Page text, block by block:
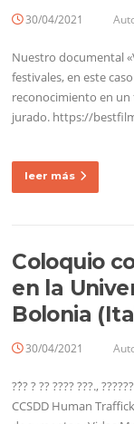
30/04/2021
Nuestro documental
festivales, en este
reconocimiento en un
jurado. https://
leer más
Coloquio
en la
Bolonia
30/04/2021
??́? ? ?? ???? ???.,
CCSDD Human